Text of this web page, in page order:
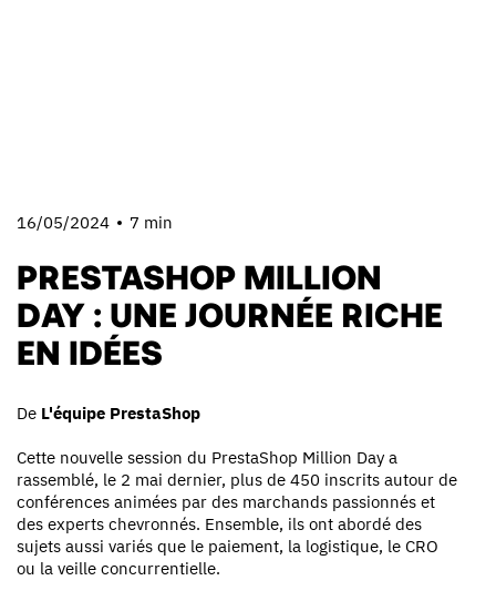
16/05/2024 7 min
PRESTASHOP MILLION
DAY : UNE JOURNÉE RICHE
EN IDÉES
De L'équipe PrestaShop
Cette nouvelle session du PrestaShop Million Day a
rassemblé, le 2 mai dernier, plus de 450 inscrits autour de
conférences animées par des marchands passionnés et
des experts chevronnés. Ensemble, ils ont abordé des
sujets aussi variés que le paiement, la logistique, le CRO
ou la veille concurrentielle.